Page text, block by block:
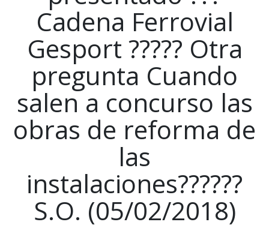
Cadena Ferrovial
Gesport ????? Otra
pregunta Cuando
salen a concurso las
obras de reforma de
las
instalaciones??????
S.O. (05/02/2018)